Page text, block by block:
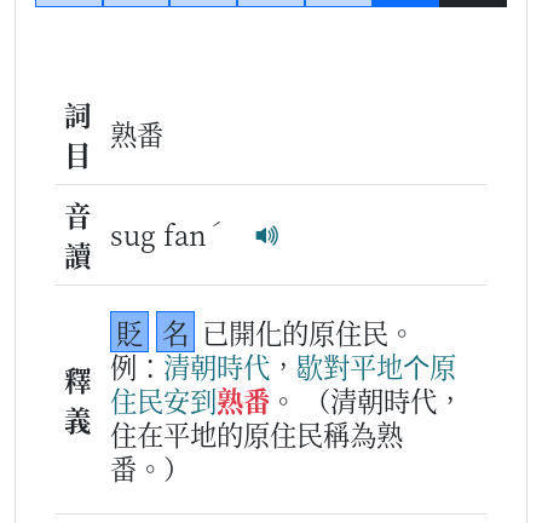
詞
目
熟番
音
讀
sug fan ˊ
釋
義
貶 名 已開化的原住民。
例：清朝時代 ， 歇對平地个原
住民安到熟番 。
（清朝時代，
住在平地的原住民稱為熟
番。）